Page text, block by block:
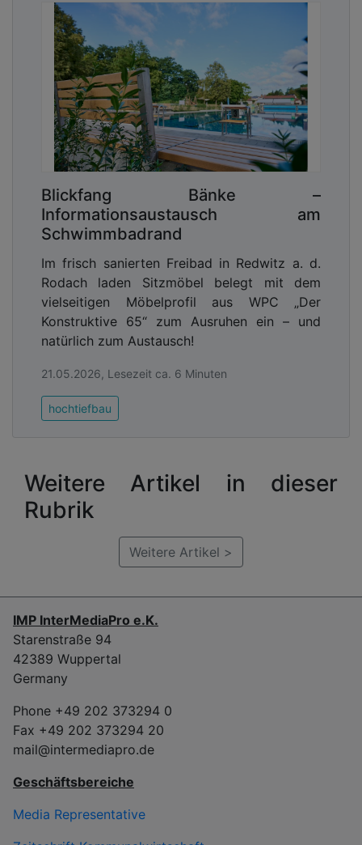
Blickfang Bänke –
Informationsaustausch am
Schwimmbadrand
Im frisch sanierten Freibad in Redwitz a. d.
Rodach laden Sitzmöbel belegt mit dem
vielseitigen Möbelprofil aus WPC „Der
Konstruktive 65“ zum Ausruhen ein – und
natürlich zum Austausch!
21.05.2026, Lesezeit ca. 6 Minuten
hochtiefbau
Weitere Artikel in dieser
Rubrik
Weitere Artikel >
IMP InterMediaPro e.K.
Starenstraße 94
42389 Wuppertal
Germany
Phone +49 202 373294 0
Fax +49 202 373294 20
mail@intermediapro.de
Geschäftsbereiche
Media Representative